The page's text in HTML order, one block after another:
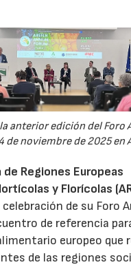
anterior edición del Foro
de noviembre de 2025 en
de Regiones Europeas
y Florícolas
de su Foro
de referencia
europeo que
de las regiones